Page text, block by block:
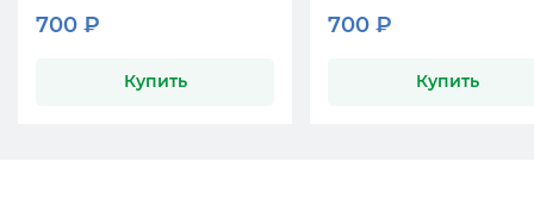
700 ₽
Купить
700 ₽
Купить